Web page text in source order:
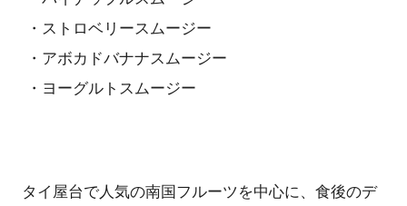
・ストロベリースムージー
・アボカドバナナスムージー
・ヨーグルトスムージー
タイ屋台で人気の南国フルーツを中心に、食後のデ